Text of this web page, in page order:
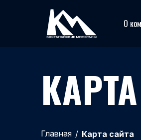
О
Главная / Карта сайта